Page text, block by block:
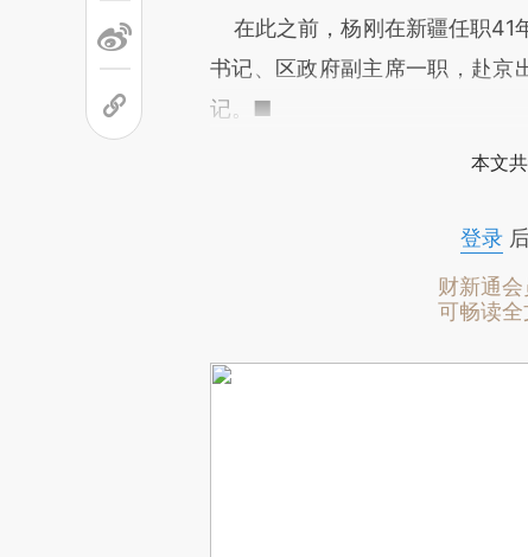
在此之前，杨刚在新疆任职41
书记、区政府副主席一职，赴京
记。■
本文
登录
财新通会
可畅读全